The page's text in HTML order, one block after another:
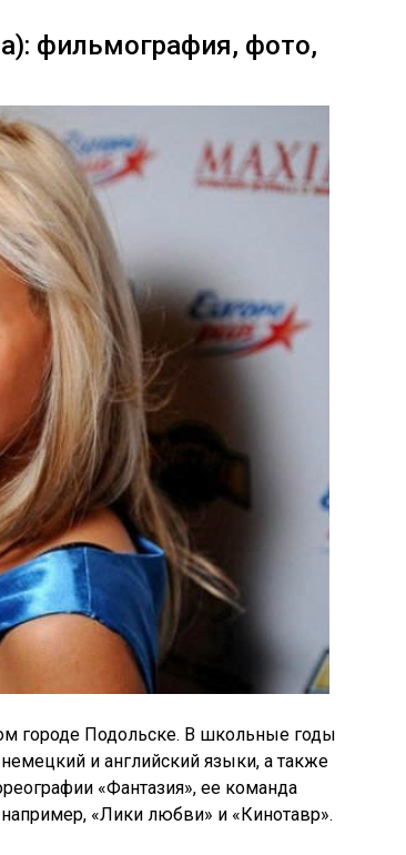
фильмография, фото,
городе Подольске. В школьные годы
и английский языки, а также
«Фантазия», ее команда
«Лики любви» и «Кинотавр».